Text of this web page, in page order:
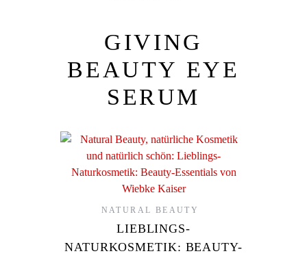
GIVING
BEAUTY EYE
SERUM
NATURAL BEAUTY
LIEBLINGS-
NATURKOSMETIK: BEAUTY-